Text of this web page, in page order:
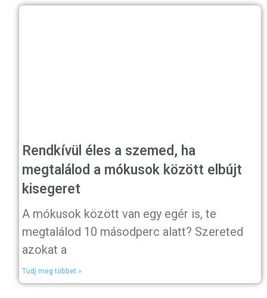
Rendkívül éles a szemed, ha
megtalálod a mókusok között elbújt
kisegeret
A mókusok között van egy egér is, te
megtalálod 10 másodperc alatt? Szereted
azokat a
Tudj meg többet »